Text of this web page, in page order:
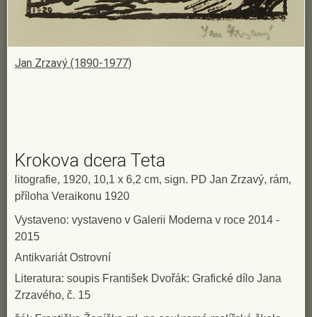
Jan Zrzavý (1890-1977)
Krokova dcera Teta
litografie, 1920, 10,1 x 6,2 cm, sign. PD Jan Zrzavý, rám,
příloha Veraikonu 1920
Vystaveno: vystaveno v Galerii Moderna v roce 2014 -
2015
Antikvariát Ostrovní
Literatura: soupis František Dvořák: Grafické dílo Jana
Zrzavého, č. 15